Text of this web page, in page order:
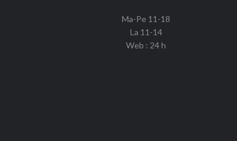
Ma-Pe 11-18
La 11-14
Web : 24 h